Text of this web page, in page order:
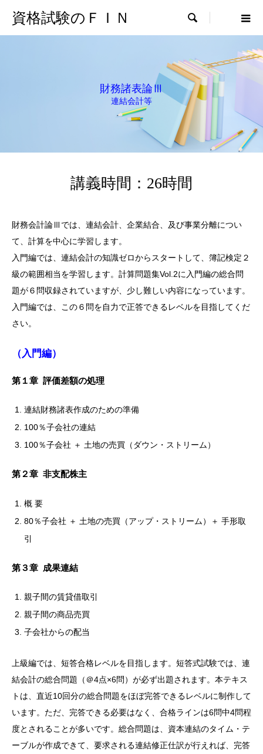
資格試験のＦＩＮ 
財務諸表論Ⅲ
連結会計等
講義時間：26時間
財務会計論Ⅲでは、連結会計、企業結合、及び事業分離につい
て、計算を中心に学習します。
入門編では、連結会計の知識ゼロからスタートして、簿記検定２
級の範囲相当を学習します。計算問題集Vol.2に入門編の総合問
題が６問収録されていますが、少し難しい内容になっています。
入門編では、この６問を自力で正答できるレベルを目指してくだ
さい。
（入門編）
第１章 評価差額の処理
連結財務諸表作成のための準備
100％子会社の連結
100％子会社 ＋ 土地の売買（ダウン・ストリーム）
第２章 非支配株主
概 要
80％子会社 ＋ 土地の売買（アップ・ストリーム）＋ 手形取
引
第３章 成果連結
親子間の賃貸借取引
親子間の商品売買
子会社からの配当
上級編では、短答合格レベルを目指します。短答式試験では、連
結会計の総合問題（＠4点×6問）が必ず出題されます。本テキス
トは、直近10回分の総合問題をほぼ完答できるレベルに制作して
います。ただ、完答できる必要はなく、合格ラインは6問中4問程
度とされることが多いです。総合問題は、資本連結のタイム・テ
ーブルが作成できて、要求される連結修正仕訳が行えれば、完答